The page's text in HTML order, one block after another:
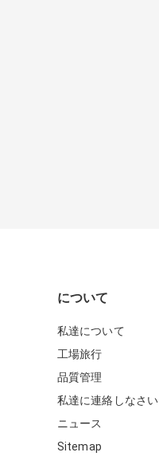
について
私達について
工場旅行
品質管理
私達に連絡しなさい
ニュース
Sitemap